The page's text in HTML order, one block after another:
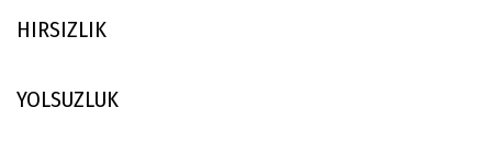
HIRSIZLIK
YOLSUZLUK